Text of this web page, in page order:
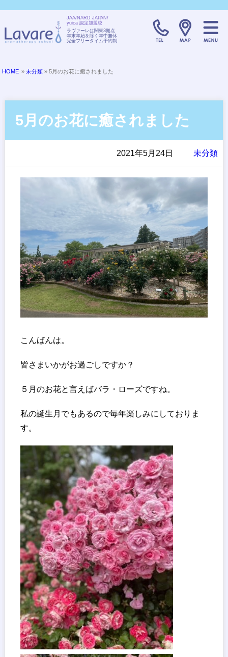
JAA/NARD JAPAN/
yuica 認定加盟校
ラヴァーレは関東3拠点
年末年始を除く年中無休
完全フリータイム予約制
TELL:0120-
HOME »未分類 » 5月のお花に癒されました
5月のお花に癒されました
未分類
2021年5月24日
こんばんは。
皆さまいかがお過ごしですか？
５月のお花と言えばバラ・ローズですね。
私の誕生月でもあるので毎年楽しみにしておりま
す。